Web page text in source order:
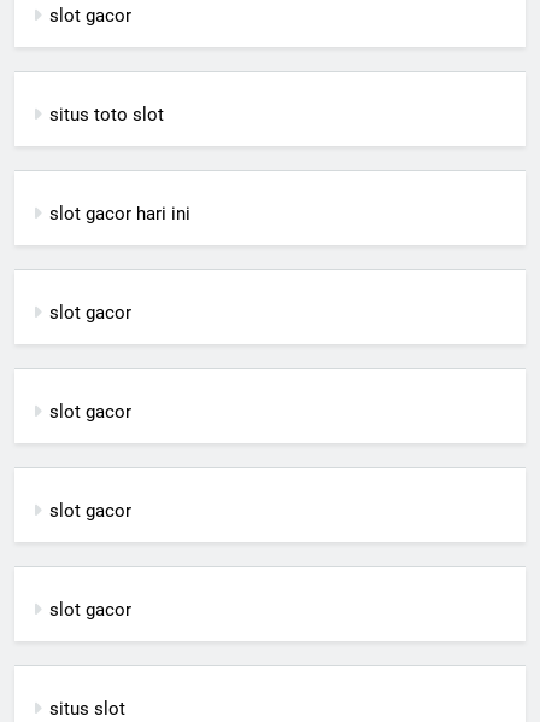
slot gacor
situs toto slot
slot gacor hari ini
slot gacor
slot gacor
slot gacor
slot gacor
situs slot